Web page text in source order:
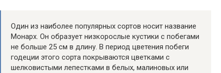
Один из наиболее популярных сортов носит название
Монарх. Он образует низкорослые кустики с побегами
не больше 25 см в длину. В период цветения побеги
годеции этого сорта покрываются цветками с
шелковистыми лепестками в белых, малиновых или